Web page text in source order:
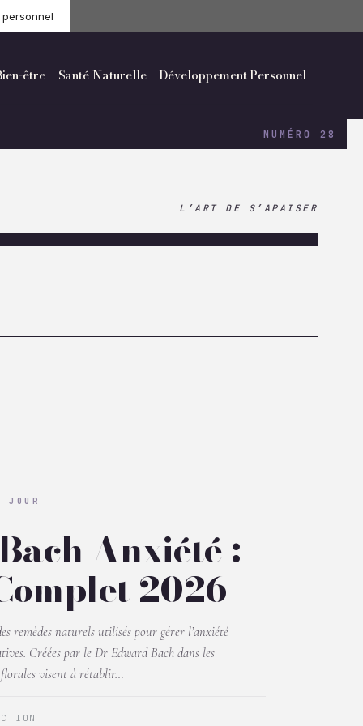
être Santé Naturelle Développement Personnel
NUMÉRO 28
L’ART DE S’APAISER
Anxiété :
2026
remèdes naturels utilisés pour gérer l’anxiété
Créées par le Dr Edward Bach dans les
florales visent à rétablir…